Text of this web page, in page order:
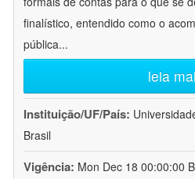
finalístico, entendido como o
pública...
leia
Instituição/UF/País:
Brasil
Vigência: Mon Dec 18 00:00:00